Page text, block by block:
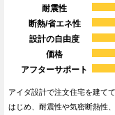
耐震性
断熱/省エネ性
設計の自由度
価格
アフターサポート
アイダ設計で注文住宅を建て
はじめ、耐震性や気密断熱性